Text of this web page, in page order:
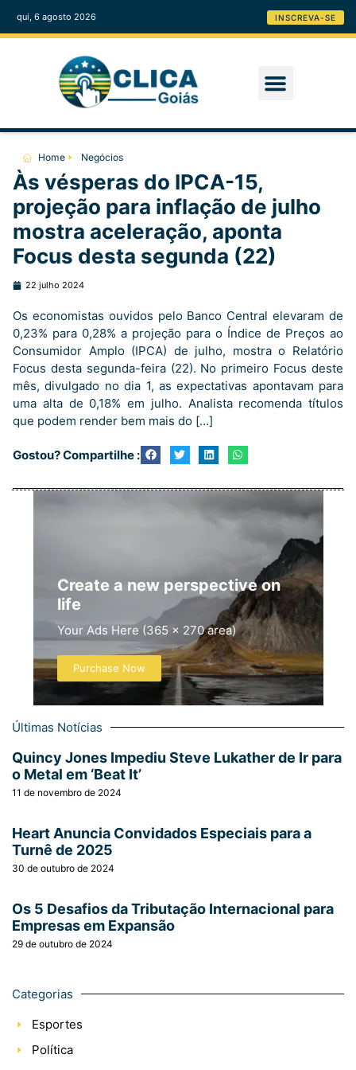
qui, 6 agosto 2026 INSCREVA-SE
Home Negócios
Às vésperas do IPCA-15,
projeção para inflação de julho
mostra aceleração, aponta
Focus desta segunda (22)
22 julho 2024
Os economistas ouvidos pelo Banco Central elevaram de
0,23% para 0,28% a projeção para o Índice de Preços ao
Consumidor Amplo (IPCA) de julho, mostra o Relatório
Focus desta segunda-feira (22). No primeiro Focus deste
mês, divulgado no dia 1, as expectativas apontavam para
uma alta de 0,18% em julho. Analista recomenda títulos
que podem render bem mais do […]
Gostou? Compartilhe :
Create a new perspective on
life
Your Ads Here (365 x 270 area)
Purchase Now
Últimas Notícias
Quincy Jones Impediu Steve Lukather de Ir para
o Metal em ‘Beat It’
11 de novembro de 2024
Heart Anuncia Convidados Especiais para a
Turnê de 2025
30 de outubro de 2024
Os 5 Desafios da Tributação Internacional para
Empresas em Expansão
29 de outubro de 2024
Categorias
Esportes
Política